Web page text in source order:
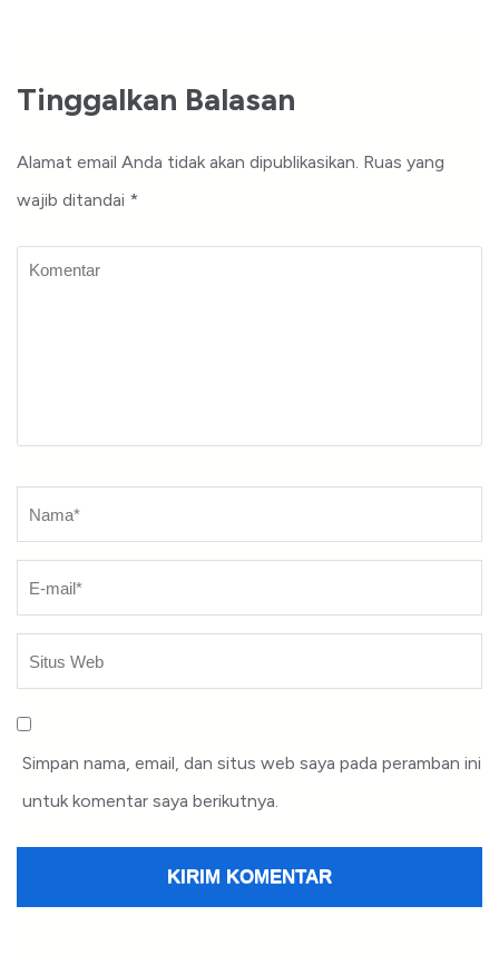
Tinggalkan Balasan
Alamat email Anda tidak akan dipublikasikan. Ruas yang
wajib ditandai *
Komentar
Nama
Simpan nama, email, dan situs web saya pada peramban ini
untuk komentar saya berikutnya.